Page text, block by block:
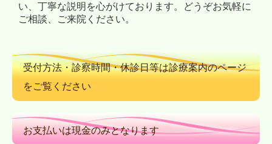
い、丁寧な説明を心がけております。どうぞお気軽に
ご相談、ご来院ください。
受付方法・診察時間・休診日等は診療案内のページ
をご覧ください
お支払いは現金のみとなります